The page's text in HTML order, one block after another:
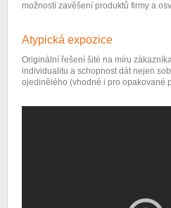
možností zavěšení produktů firmy a
Atypická expozice
Originální řešení šité na míru
individualitu a schopnost dát nejen
ojedinělého (vhodné i pro opakované